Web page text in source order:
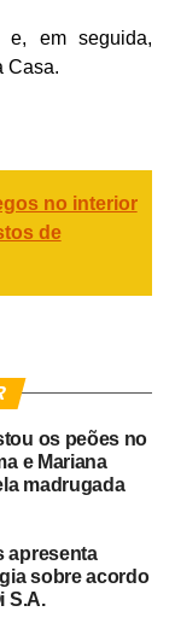
e, em seguida,
Casa.
no interior
de
os peões no
e Mariana
madrugada
apresenta
sobre acordo
S.A.